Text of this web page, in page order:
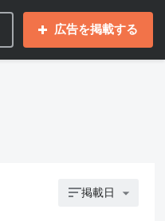
広告を掲載する
掲載日